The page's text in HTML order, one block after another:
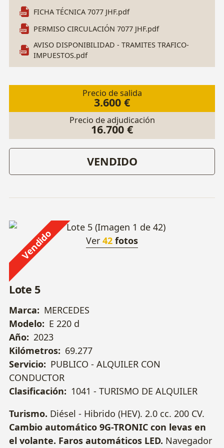
JHF. Nº Bastidor: WDB9067351P178197.
FICHA TÉCNICA 7077 JHF.pdf
PERMISO CIRCULACIÓN 7077 JHF.pdf
AVISO DISPONIBILIDAD - TRAMITES TRAFICO-
IMPUESTOS.pdf
Precio de salida
3.600 €
Precio de adjudicación
16.700 €
VENDIDO
Vendido Ver 42 fotos
Lote 5
Marca: MERCEDES
Modelo: E 220 d
Año: 2023
Kilómetros: 69.277
Servicio: PUBLICO - ALQUILER CON
CONDUCTOR
Clasificación: 1041 - TURISMO DE ALQUILER
Turismo. Diésel - Hibrido (HEV). 2.0 cc. 200 CV.
Cambio automático 9G-TRONIC con levas en
el volante. Faros automáticos LED. Navegador